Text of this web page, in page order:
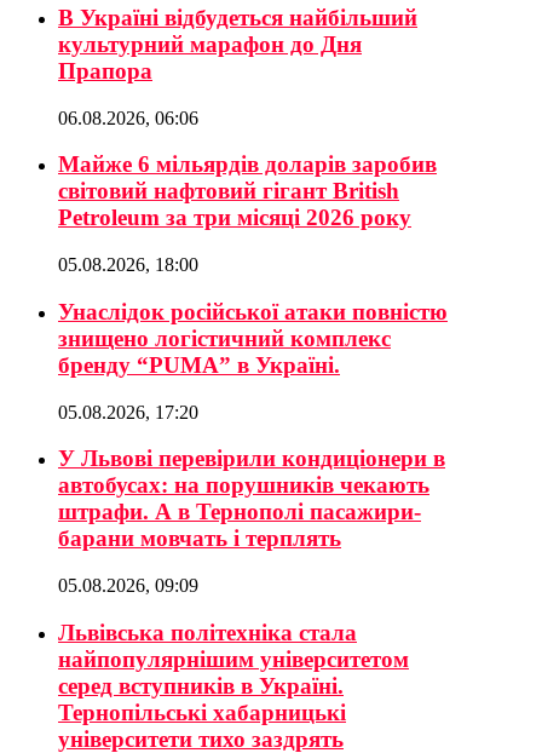
В Україні відбудеться найбільший
культурний марафон до Дня
Прапора
06.08.2026, 06:06
Майже 6 мільярдів доларів заробив
світовий нафтовий гігант British
Petroleum за три місяці 2026 року
05.08.2026, 18:00
Унаслідок російської атаки повністю
знищено логістичний комплекс
бренду “PUMA” в Україні.
05.08.2026, 17:20
У Львові перевірили кондиціонери в
автобусах: на порушників чекають
штрафи. А в Тернополі пасажири-
барани мовчать і терплять
05.08.2026, 09:09
Львівська політехніка стала
найпопулярнішим університетом
серед вступників в Україні.
Тернопільські хабарницькі
університети тихо заздрять